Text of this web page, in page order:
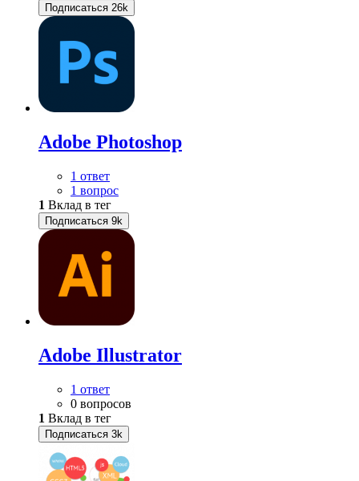
Подписаться 26k
Adobe Photoshop
1 ответ
1 вопрос
1 Вклад в тег
Подписаться 9k
Adobe Illustrator
1 ответ
0 вопросов
1 Вклад в тег
Подписаться 3k